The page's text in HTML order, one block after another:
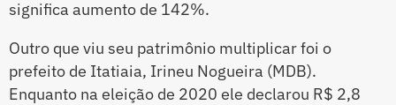
significa aumento de 142%.
Outro que viu seu patrimônio multiplicar foi o
prefeito de Itatiaia, Irineu Nogueira (MDB).
Enquanto na eleição de 2020 ele declarou R$ 2,8